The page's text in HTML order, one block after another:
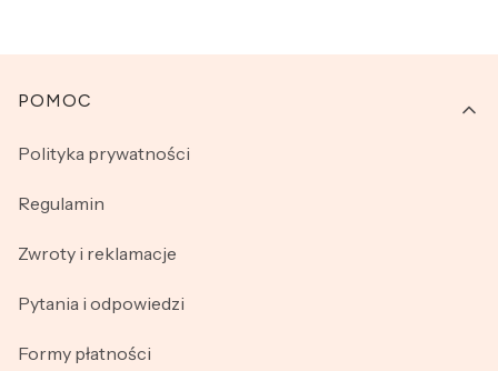
Linki w stopce
POMOC
Polityka prywatności
Regulamin
Zwroty i reklamacje
Pytania i odpowiedzi
Formy płatności